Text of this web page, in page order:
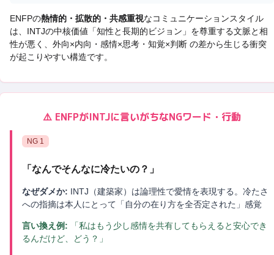
ENFPの熱情的・拡散的・共感重視なコミュニケーションスタイル
は、 INTJの中核価値「知性と長期的ビジョン 」を尊重する文脈と相
性が悪く、 外向×内向・感情×思考・知覚×判断 の差から生じる衝突
が起こりやすい構造です。
⚠️ ENFPがINTJに言いがちなNGワード・行動
NG 1
「 なんでそんなに冷たいの？ 」
なぜダメか: INTJ（建築家）は論理性で愛情を表現する。冷たさ
への指摘は本人にとって「自分の在り方を全否定された」感覚
言い換え例:
「私はもう少し感情を共有してもらえると安心でき
るんだけど、どう？」